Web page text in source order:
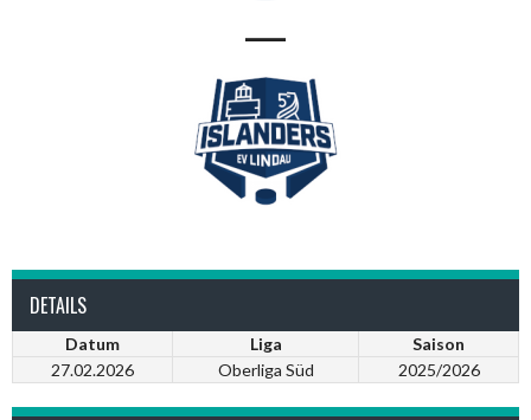
—
DETAILS
Datum Liga
Saison
27.02.2026
Oberliga Süd 2025/2026